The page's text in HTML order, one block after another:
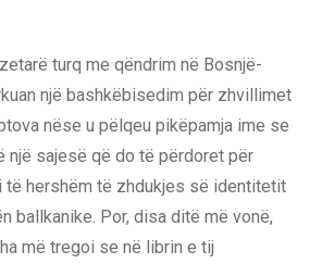
turq me qëndrim në Bosnjë-
një bashkëbisedim për zhvillimet
nëse u pëlqeu pikëpamja ime se
një sajesë që do të përdoret për
të hershëm të zhdukjes së identitetit
ballkanike. Por, disa ditë më vonë,
më tregoi se në librin e tij